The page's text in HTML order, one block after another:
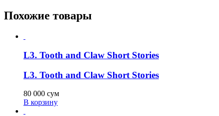
Похожие товары
L3. Tooth and Claw Short Stories
L3. Tooth and Claw Short Stories
80 000 сум
В корзину